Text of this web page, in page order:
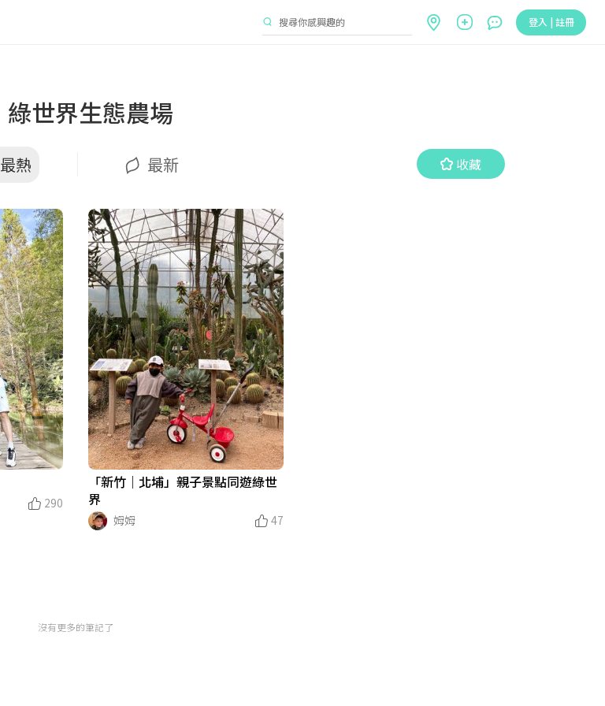
登入 | 註冊
綠世界生態農場
最熱 最新 收藏
收藏
290
「新竹｜北埔」親子景點同遊綠世
界
姆姆
47
沒有更多的筆記了